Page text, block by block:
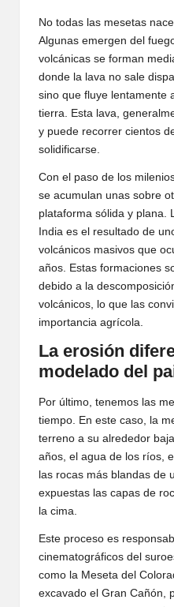
No todas las mesetas
Algunas emergen del
volcánicas se forman
donde la lava no sale
sino que fluye lentamente
tierra. Esta lava,
y puede recorrer cientos
solidificarse.
Con el paso de los
se acumulan unas sobre
plataforma sólida y plana.
India es el resultado de
volcánicos masivos que
años. Estas formaciones
debido a la
volcánicos, lo que las
importancia agrícola.
La erosión
modelado del
Por último, tenemos las
tiempo. En este caso, la
terreno a su alrededor
años, el agua de los ríos,
las rocas más blandas de
expuestas las capas de
la cima.
Este proceso es
cinematográficos del
como la Meseta del
excavado el Gran Cañón,